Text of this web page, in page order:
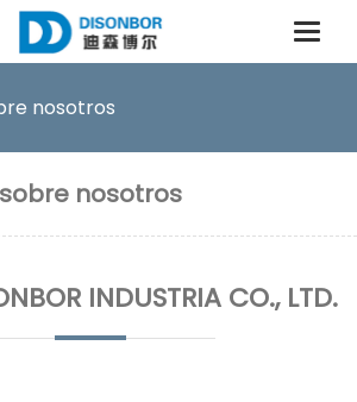
nosotros
sobre nosotros
INDUSTRIA CO., LTD.